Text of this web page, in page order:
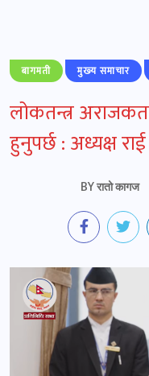
बागमती मुख्‍य समाचार
लोकतन्त्र
हुनुपर्छ : अध्यक्ष राई
BYरातो कागज